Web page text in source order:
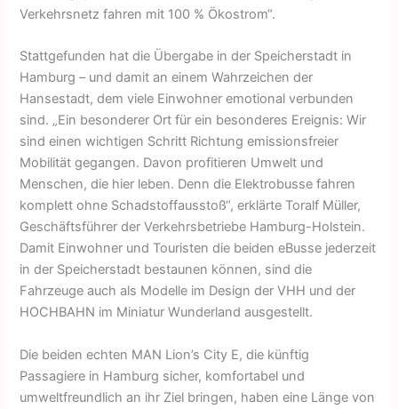
Verkehrsnetz fahren mit 100 % Ökostrom“.
Stattgefunden hat die Übergabe in der Speicherstadt in
Hamburg – und damit an einem Wahrzeichen der
Hansestadt, dem viele Einwohner emotional verbunden
sind. „Ein besonderer Ort für ein besonderes Ereignis: Wir
sind einen wichtigen Schritt Richtung emissionsfreier
Mobilität gegangen. Davon profitieren Umwelt und
Menschen, die hier leben. Denn die Elektrobusse fahren
komplett ohne Schadstoffausstoß“, erklärte Toralf Müller,
Geschäftsführer der Verkehrsbetriebe Hamburg-Holstein.
Damit Einwohner und Touristen die beiden eBusse jederzeit
in der Speicherstadt bestaunen können, sind die
Fahrzeuge auch als Modelle im Design der VHH und der
HOCHBAHN im Miniatur Wunderland ausgestellt.
Die beiden echten MAN Lion’s City E, die künftig
Passagiere in Hamburg sicher, komfortabel und
umweltfreundlich an ihr Ziel bringen, haben eine Länge von